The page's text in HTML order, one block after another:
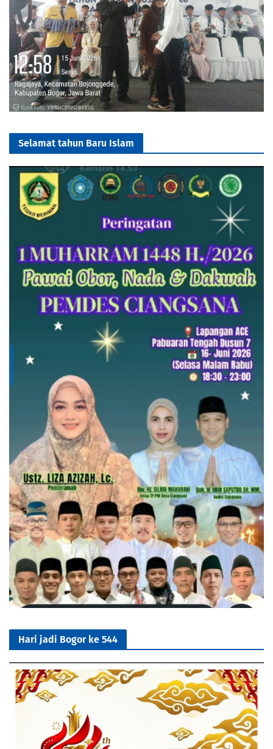
Selamat tahun Baru Islam
Hari jadi Bogor ke 544